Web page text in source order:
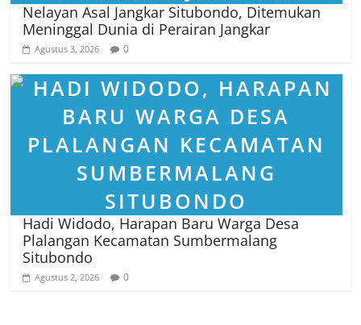
Nelayan Asal Jangkar Situbondo, Ditemukan
Meninggal Dunia di Perairan Jangkar
Agustus 3, 2026 0
Hadi Widodo, Harapan Baru Warga Desa
Plalangan Kecamatan Sumbermalang
Situbondo
Agustus 2, 2026 0